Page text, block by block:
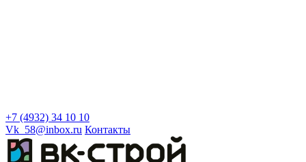
+7 (4932) 34 10 10
Vk_58@inbox.ru Контакты